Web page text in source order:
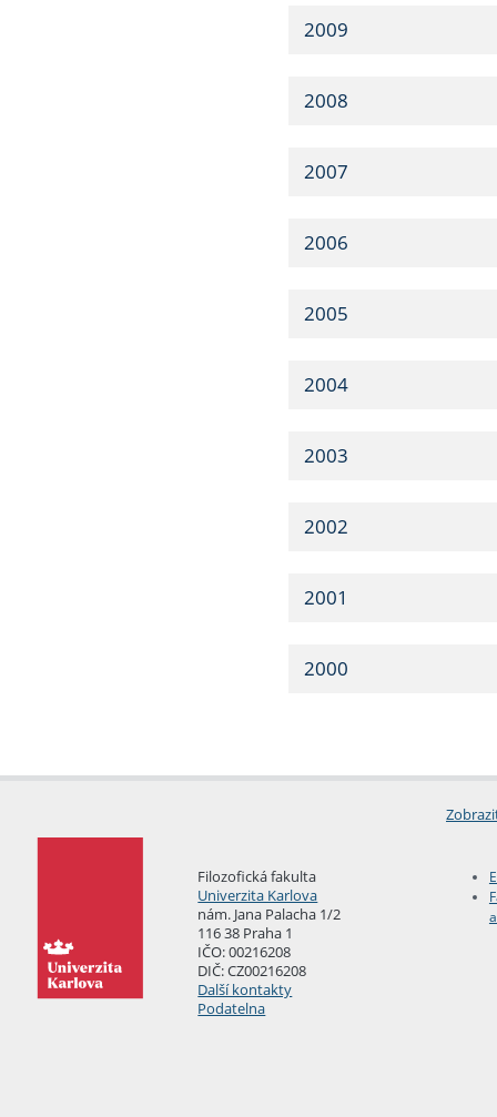
2009
2008
2007
2006
2005
2004
2003
2002
2001
2000
Filozofická fakulta
Univerzita Karlova
nám. Jana Palacha 1/2
116 38 Praha 1
IČO: 00216208
DIČ: CZ00216208
Další kontakty
Podatelna